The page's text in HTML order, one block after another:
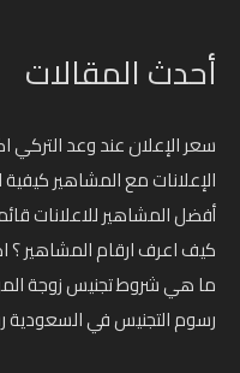
أحدث المقالات
سعر الإعلان عند وعد
الإعلانات مع المشاهير كيفية
أفضل المشاهير للاعلانات
كيف اعرف ارقام المشاهير ؟
ما هي شروط تجنيس زوجة
رسوم التجنيس في السعودية